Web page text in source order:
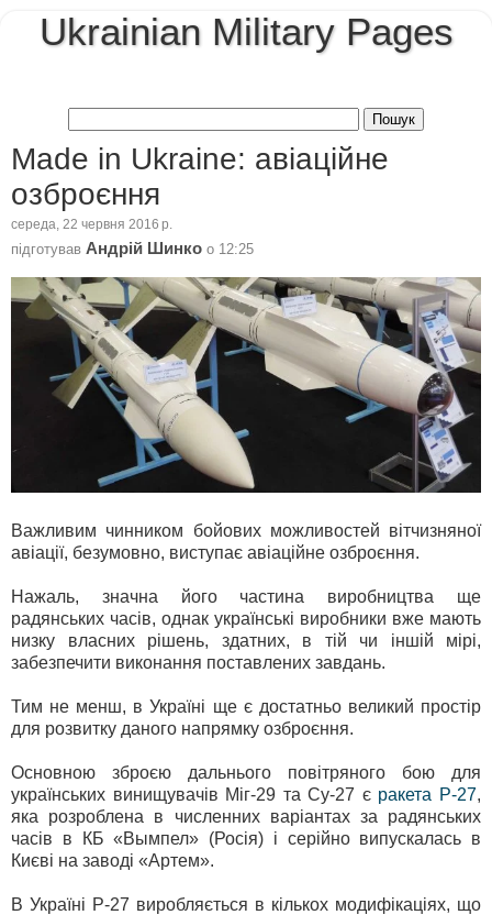
Ukrainian Military Pages
Made in Ukraine: авіаційне
озброєння
середа, 22 червня 2016 р.
підготував Андрій Шинко о 12:25
Важливим чинником бойових можливостей вітчизняної
авіації, безумовно, виступає авіаційне озброєння.
Нажаль, значна його частина виробництва ще
радянських часів, однак українські виробники вже мають
низку власних рішень, здатних, в тій чи іншій мірі,
забезпечити виконання поставлених завдань.
Тим не менш, в Україні ще є достатньо великий простір
для розвитку даного напрямку озброєння.
Основною зброєю дальнього повітряного бою для
українських винищувачів Міг-29 та Су-27 є ракета Р-27,
яка розроблена в численних варіантах за радянських
часів в КБ «Вымпел» (Росія) і серійно випускалась в
Києві на заводі «Артем».
В Україні Р-27 виробляється в кількох модифікаціях, що